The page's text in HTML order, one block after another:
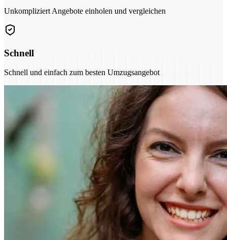
Unkompliziert Angebote einholen und vergleichen
Schnell
Schnell und einfach zum besten Umzugsangebot